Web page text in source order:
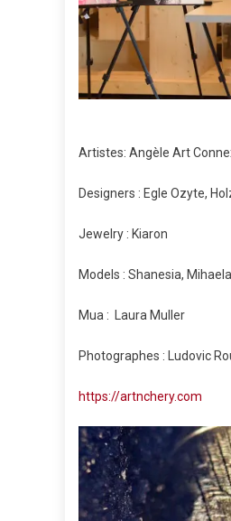
Artistes: Angèle Art
Designers : Egle Ozyte,
Jewelry : Kiaron
Models : Shanesia,
Mua : Laura Muller
Photographes : Ludovic
https://artnchery.com